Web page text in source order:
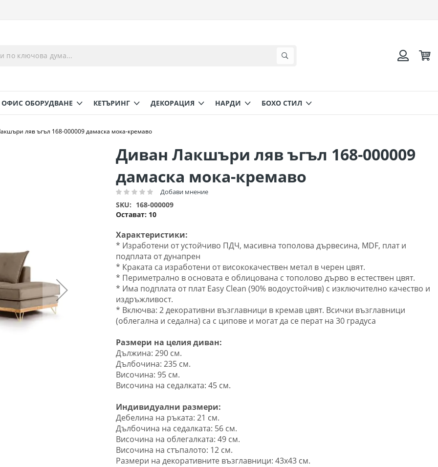
ОФИС ОБОРУДВАНЕ КЕТЪРИНГ ДЕКОРАЦИЯ НАРДИ БОХО СТИЛ
ляв ъгъл 168-000009 дамаска мока-кремаво
Диван Лакшъри ляв ъгъл 168-000009
дамаска мока-кремаво
Рейтинг: Добави мнение
Остават: 10
SKU 168-000009
Характеристики:
* Изработени от устойчиво ПДЧ, масивна тополова дървесина, MDF, плат и
подплата от дунапрен
* Краката са изработени от висококачествен метал в черен цвят.
* Периметрално в основата е облицована с тополово дърво в естествен цвят.
* Има подплата от плат Easy Clean (90% водоустойчив) с изключително качество и
издръжливост.
* Включва: 2 декоративни възглавници в кремав цвят. Всички възглавници
(облегална и седална) са с ципове и могат да се перат на 30 градуса
Размери на целия диван:
Дължина: 290 см.
Дълбочина: 235 см.
Височина: 95 см.
Височина на седалката: 45 см.
Индивидуални размери:
Дебелина на ръката: 21 см.
Дълбочина на седалката: 56 см.
Височина на облегалката: 49 см.
Височина на стъпалото: 12 см.
Размери на декоративните възглавници: 43x43 см.